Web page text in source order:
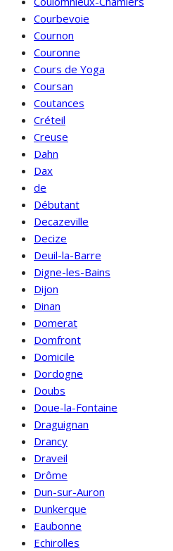
Courbevoie
Cournon
Couronne
Cours de Yoga
Coursan
Coutances
Créteil
Creuse
Dahn
Dax
de
Débutant
Decazeville
Decize
Deuil-la-Barre
Digne-les-Bains
Dijon
Dinan
Domerat
Domfront
Domicile
Dordogne
Doubs
Doue-la-Fontaine
Draguignan
Drancy
Draveil
Drôme
Dun-sur-Auron
Dunkerque
Eaubonne
Echirolles